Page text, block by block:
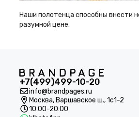
Наши полотенца способны внести
разумной цене.
+7(499)499-10-20
info@brandpages.ru
Москва, Варшавское ш., 1с1-2
10:00-20:00